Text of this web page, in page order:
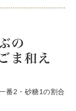
番2・砂糖1の割合